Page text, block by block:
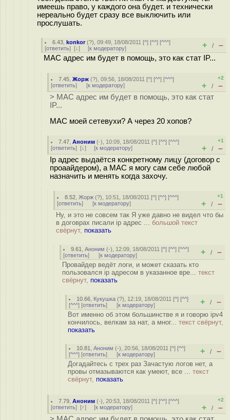
имеешь право, у каждого она будет. и технически
нереально будет сразу все выключить или
прослушать.
6.43 ,konkor(?), 09:49, 18/08/2011 [^] [^^] [^^^]
[ответить] [↓] [к модератору] + / –
MAC адрес им будет в помощь, это как стат IP...
7.45 ,Жорж (?), 09:56, 18/08/2011 [^] [^^] [^^^]
[ответить] [к модератору]
+2
+ / –
> MAC адрес им будет в помощь, это как стат
IP...
MAC моей сетевухи? А через 20 хопов?
7.47 ,Аноним (-), 10:09, 18/08/2011 [^] [^^] [^^^]
[ответить] [↓] [к модератору]
+1
+ / –
Ip адрес выдаётся конкретному лицу (договор с
проаайдером), а MAC я могу сам себе любой
назначить и менять когда захочу.
8.52 ,Жорж (?), 10:51, 18/08/2011 [^] [^^] [^^^]
[ответить] [к модератору]
+1
+ / –
Ну, и это не совсем так Я уже давно не видел что бы
в договрах писали ip адрес ... большой текст
свёрнут, показать
9.61 ,Аноним (-), 12:09, 18/08/2011 [^] [^^] [^^^]
[ответить] [к модератору] + / –
Провайдер ведёт логи, и может сказать кто
пользовался ip адресом в указанное вре... текст
свёрнут, показать
10.66 Кукушка (?), 12:19, 18/08/2011 [^] [^^]
[^^^] [ответить] [к модератору] + / –
Вот именно об этом большинстве я и говорю ipv4
кончилось, велкам за нат, а мног... текст свёрнут,
показать
10.81 ,Аноним (-), 20:56, 18/08/2011 [^] [^^]
[^^^] [ответить] [к модератору] + / –
Догадайтесь с трех раз Зачастую логов нет, а
провы отмазываются как умеют, все ... текст
свёрнут, показать
7.79 ,Аноним (-), 20:53, 18/08/2011 [^] [^^] [^^^]
[ответить] [↑] [к модератору]
+2
+ / –